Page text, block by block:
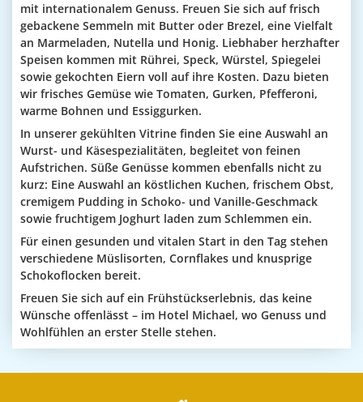
mit internationalem Genuss. Freuen Sie sich auf frisch
gebackene Semmeln mit Butter oder Brezel, eine Vielfalt
an Marmeladen, Nutella und Honig. Liebhaber herzhafter
Speisen kommen mit Rührei, Speck, Würstel, Spiegelei
sowie gekochten Eiern voll auf ihre Kosten. Dazu bieten
wir frisches Gemüse wie Tomaten, Gurken, Pfefferoni,
warme Bohnen und Essiggurken.
In unserer gekühlten Vitrine finden Sie eine Auswahl an
Wurst- und Käsespezialitäten, begleitet von feinen
Aufstrichen. Süße Genüsse kommen ebenfalls nicht zu
kurz: Eine Auswahl an köstlichen Kuchen, frischem Obst,
cremigem Pudding in Schoko- und Vanille-Geschmack
sowie fruchtigem Joghurt laden zum Schlemmen ein.
Für einen gesunden und vitalen Start in den Tag stehen
verschiedene Müslisorten, Cornflakes und knusprige
Schokoflocken bereit.
Freuen Sie sich auf ein Frühstückserlebnis, das keine
Wünsche offenlässt – im Hotel Michael, wo Genuss und
Wohlfühlen an erster Stelle stehen.